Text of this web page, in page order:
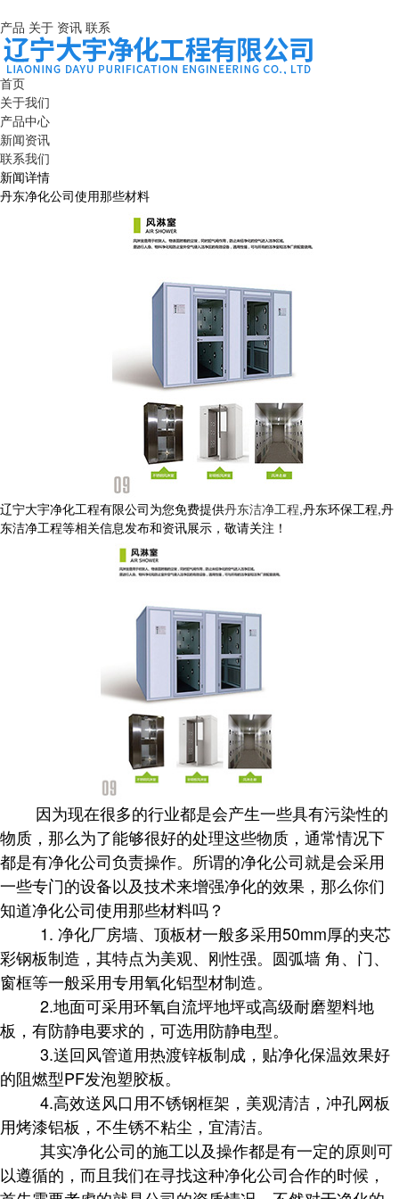
产品 关于 资讯 联系
首页
关于我们
产品中心
新闻资讯
联系我们
新闻详情
丹东净化公司使用那些材料
辽宁大宇净化工程有限公司为您免费提供丹东洁净工程,丹东环保工程,丹
东洁净工程等相关信息发布和资讯展示，敬请关注！
因为现在很多的行业都是会产生一些具有污染性的
物质，那么为了能够很好的处理这些物质，通常情况下
都是有净化公司负责操作。所谓的净化公司就是会采用
一些专门的设备以及技术来增强净化的效果，那么你们
知道净化公司使用那些材料吗？
1. 净化厂房墙、顶板材一般多采用50mm厚的夹芯
彩钢板制造，其特点为美观、刚性强。圆弧墙 角、门、
窗框等一般采用专用氧化铝型材制造。
2.地面可采用环氧自流坪地坪或高级耐磨塑料地
板，有防静电要求的，可选用防静电型。
3.送回风管道用热渡锌板制成，贴净化保温效果好
的阻燃型PF发泡塑胶板。
4.高效送风口用不锈钢框架，美观清洁，冲孔网板
用烤漆铝板，不生锈不粘尘，宜清洁。
其实净化公司的施工以及操作都是有一定的原则可
以遵循的，而且我们在寻找这种净化公司合作的时候，